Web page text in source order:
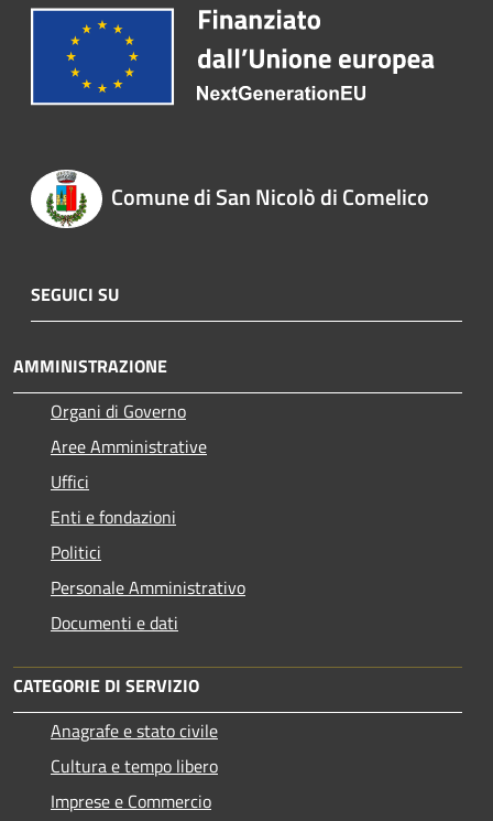
Comune di San Nicolò di Comelico
SEGUICI SU
AMMINISTRAZIONE
Organi di Governo
Aree Amministrative
Uffici
Enti e fondazioni
Politici
Personale Amministrativo
Documenti e dati
CATEGORIE DI SERVIZIO
Anagrafe e stato civile
Cultura e tempo libero
Imprese e Commercio